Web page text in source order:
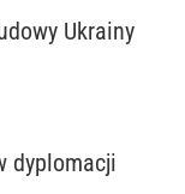
Ukrainy
dyplomacji